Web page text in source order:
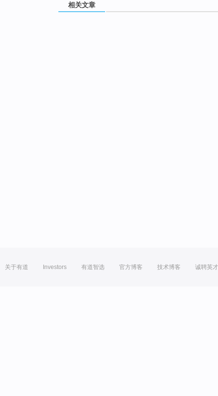
相关文章
关于有道 Investors 有道智选 官方博客 技术博客 诚聘英才